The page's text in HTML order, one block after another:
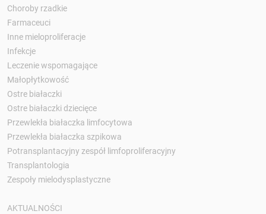
Choroby rzadkie
Farmaceuci
Inne mieloproliferacje
Infekcje
Leczenie wspomagające
Małopłytkowość
Ostre białaczki
Ostre białaczki dziecięce
Przewlekła białaczka limfocytowa
Przewlekła białaczka szpikowa
Potransplantacyjny zespół limfoproliferacyjny
Transplantologia
Zespoły mielodysplastyczne
AKTUALNOŚCI